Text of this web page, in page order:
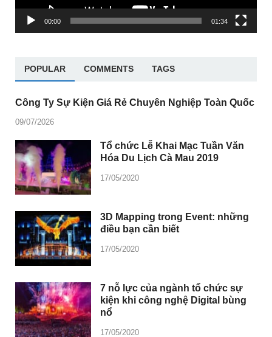
00:00 01:34
POPULAR COMMENTS TAGS
Công Ty Sự Kiện Giá Rẻ Chuyên Nghiệp Toàn Quốc
09/07/2026
Tổ chức Lễ Khai Mạc Tuần Văn
Hóa Du Lịch Cà Mau 2019
17/05/2020
3D Mapping trong Event: những
điều bạn cần biết
17/05/2020
7 nỗ lực của ngành tổ chức sự
kiện khi công nghệ Digital bùng
nổ
17/05/2020